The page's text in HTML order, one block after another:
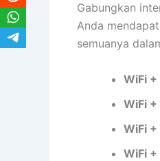
Gabungkan
Anda
semuanya
WiFi
WiFi
WiFi
WiFi